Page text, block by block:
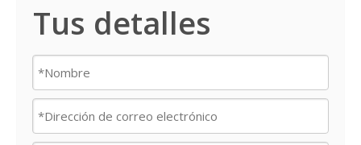
Tus detalles